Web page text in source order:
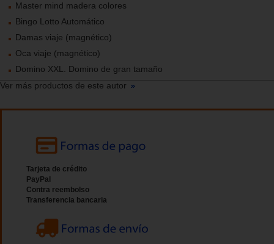
Master mind madera colores
Bingo Lotto Automático
Damas viaje (magnético)
Oca viaje (magnético)
Domino XXL. Domino de gran tamaño
Ver más productos de este autor
Tarjeta de crédito
PayPal
Contra reembolso
Transferencia bancaria